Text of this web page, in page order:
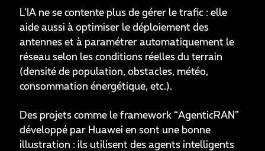
L’IA ne se contente plus de gérer le trafic : elle
aide aussi à optimiser le déploiement des
antennes et à paramétrer automatiquement le
réseau selon les conditions réelles du terrain
(densité de population, obstacles, météo,
consommation énergétique, etc.).
Des projets comme le framework “AgenticRAN”
développé par Huawei en sont une bonne
illustration : ils utilisent des agents intelligents